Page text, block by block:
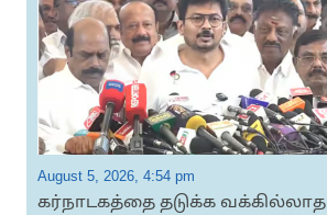
August 5, 2026, 4:54 pm
கர்நாடகத்தை தடுக்க வக்கில்லாத